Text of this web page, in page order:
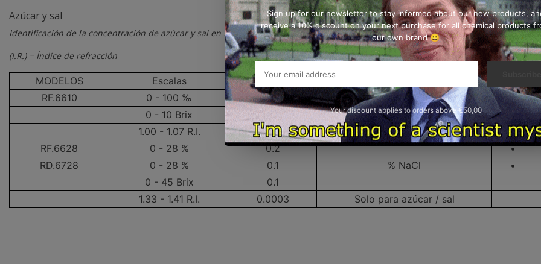
Azúcar y sal
Identificación de la concentración de azúcar y sal en sustancias
(I.R.) = Índice de refracción
MODELOS Escalas Precisión
RF.6610
0 - 100 ‰ 1 •
0 - 10 Brix
0.1
1.00 - 1.07 R.I.
0.005
RF.6628
0 - 28 % 0.2 •
RD.6728
0 - 28 % 0.1 % NaCl •
0 - 45 Brix
0.1
1.33 - 1.41 R.I.
0.0003 Solo para azúcar / sal
Sign up for our newsletter to stay informed about our new products,
receive a 10% discount on your next purchase for all chemical products
our own brand 😀
Your discount applies to orders above €50,00